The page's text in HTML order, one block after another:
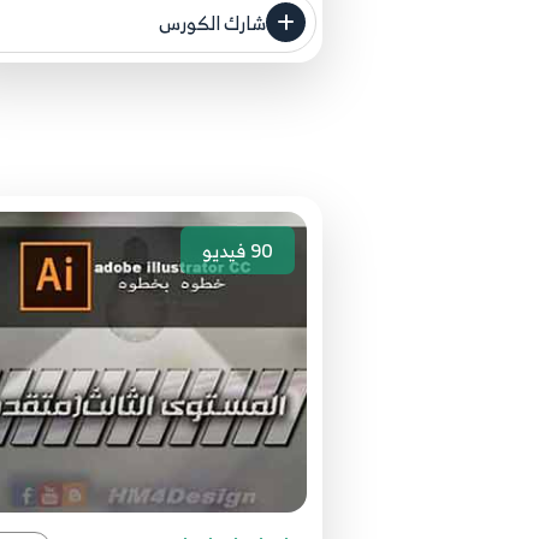
المصدر الأصلي لكم
مصدر الدورة الرئيسي
شارك الكورس
90فيديو